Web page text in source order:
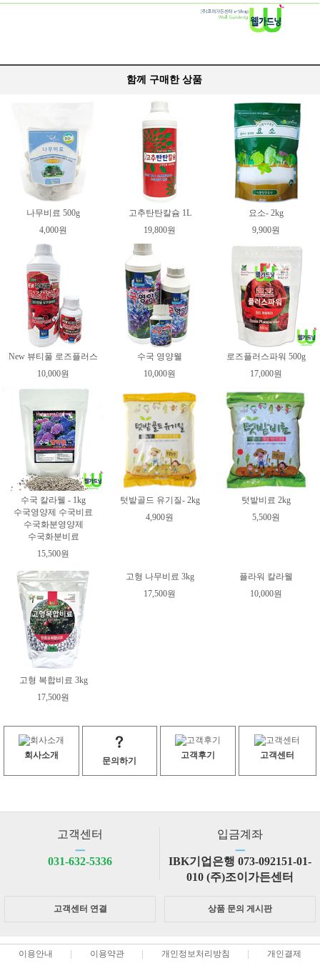
함께 구매한 상품
나무비료 500g
4,000원
고추탄탄칼슘 1L
19,800원
요소- 2kg
9,900원
New 뷰티풀 로즈플러스
10,000원
수국 영양웰
10,000원
로즈플러스파워 500g
17,000원
수국 칼라웰 - 1kg
수국영양제 수국비료
수국화분영양제
수국화분비료
15,500원
텃밭골드 유기질- 2kg
4,900원
텃밭비료 2kg
5,500원
고형 복합비료 3kg
17,500원
고형 나무비료 3kg
17,500원
플라워 칼라웰
10,000원
회사소개
문의하기
고객후기 고객센터
고객센터
ㅡ
031-632-5336
입금계좌
ㅡ
IBK기업은행 073-092151-01-
010 (주)조이가든센터
고객센터 연결 상품 문의 게시판
이용안내 이용약관 개인정보처리방침 개인결제